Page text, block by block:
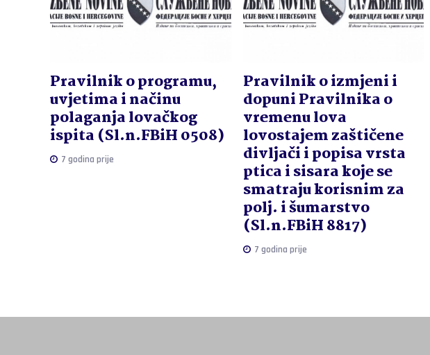
Pravilnik o programu,
uvjetima i načinu
polaganja lovačkog
ispita (Sl.n.FBiH 0508)
7 godina prije
Pravilnik o izmjeni i
dopuni Pravilnika o
vremenu lova
lovostajem zaštičene
divljači i popisa vrsta
ptica i sisara koje se
smatraju korisnim za
polj. i šumarstvo
(Sl.n.FBiH 8817)
7 godina prije